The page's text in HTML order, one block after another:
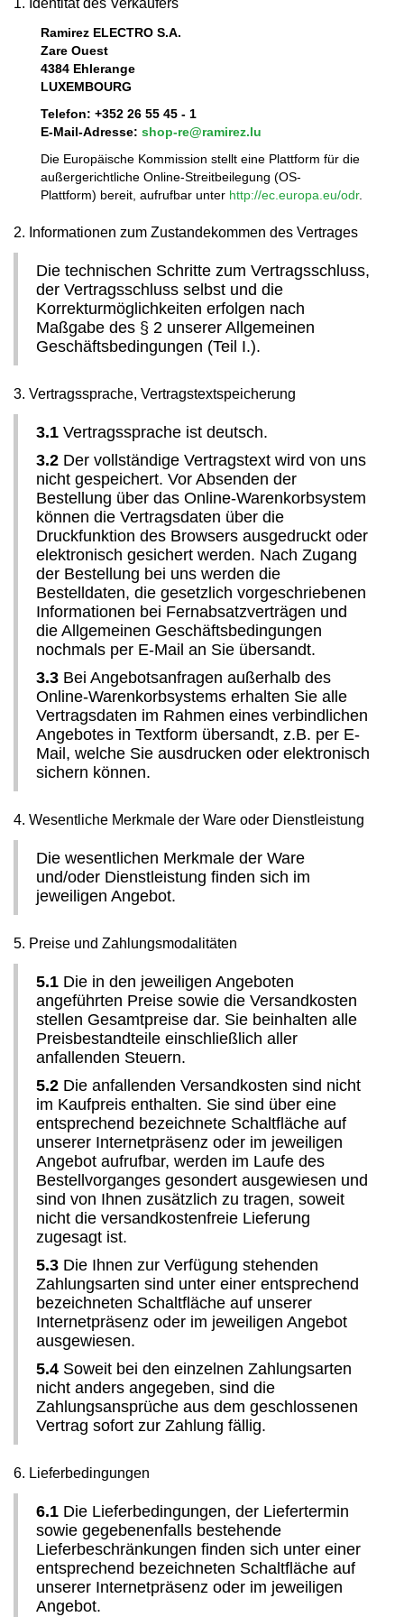
1. Identität des Verkäufers
Ramirez ELECTRO S.A.
Zare Ouest
4384 Ehlerange
LUXEMBOURG
Telefon: +352 26 55 45 - 1
E-Mail-Adresse: shop-re@ramirez.lu
Die Europäische Kommission stellt eine Plattform für die
außergerichtliche Online-Streitbeilegung (OS-
Plattform) bereit, aufrufbar unter http://ec.europa.eu/odr.
2. Informationen zum Zustandekommen des Vertrages
Die technischen Schritte zum Vertragsschluss,
der Vertragsschluss selbst und die
Korrekturmöglichkeiten erfolgen nach
Maßgabe des § 2 unserer Allgemeinen
Geschäftsbedingungen (Teil I.).
3. Vertragssprache, Vertragstextspeicherung
3.1 Vertragssprache ist deutsch.
3.2 Der vollständige Vertragstext wird von uns
nicht gespeichert. Vor Absenden der
Bestellung über das Online-Warenkorbsystem
können die Vertragsdaten über die
Druckfunktion des Browsers ausgedruckt oder
elektronisch gesichert werden. Nach Zugang
der Bestellung bei uns werden die
Bestelldaten, die gesetzlich vorgeschriebenen
Informationen bei Fernabsatzverträgen und
die Allgemeinen Geschäftsbedingungen
nochmals per E-Mail an Sie übersandt.
3.3 Bei Angebotsanfragen außerhalb des
Online-Warenkorbsystems erhalten Sie alle
Vertragsdaten im Rahmen eines verbindlichen
Angebotes in Textform übersandt, z.B. per E-
Mail, welche Sie ausdrucken oder elektronisch
sichern können.
4. Wesentliche Merkmale der Ware oder Dienstleistung
Die wesentlichen Merkmale der Ware
und/oder Dienstleistung finden sich im
jeweiligen Angebot.
5. Preise und Zahlungsmodalitäten
5.1 Die in den jeweiligen Angeboten
angeführten Preise sowie die Versandkosten
stellen Gesamtpreise dar. Sie beinhalten alle
Preisbestandteile einschließlich aller
anfallenden Steuern.
5.2 Die anfallenden Versandkosten sind nicht
im Kaufpreis enthalten. Sie sind über eine
entsprechend bezeichnete Schaltfläche auf
unserer Internetpräsenz oder im jeweiligen
Angebot aufrufbar, werden im Laufe des
Bestellvorganges gesondert ausgewiesen und
sind von Ihnen zusätzlich zu tragen, soweit
nicht die versandkostenfreie Lieferung
zugesagt ist.
5.3 Die Ihnen zur Verfügung stehenden
Zahlungsarten sind unter einer entsprechend
bezeichneten Schaltfläche auf unserer
Internetpräsenz oder im jeweiligen Angebot
ausgewiesen.
5.4 Soweit bei den einzelnen Zahlungsarten
nicht anders angegeben, sind die
Zahlungsansprüche aus dem geschlossenen
Vertrag sofort zur Zahlung fällig.
6. Lieferbedingungen
6.1 Die Lieferbedingungen, der Liefertermin
sowie gegebenenfalls bestehende
Lieferbeschränkungen finden sich unter einer
entsprechend bezeichneten Schaltfläche auf
unserer Internetpräsenz oder im jeweiligen
Angebot.